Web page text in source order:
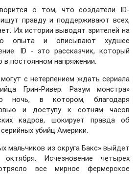
о том, что создатели ID-
правду и поддерживают всех,
Их истории выводят зрителей на
опыта и описывают худшее
ID - это рассказчик, который
в постоянном напряжении.
с нетерпением ждать сериала
Грин-Ривер: Разум монстра»
ночь, в котором, благодаря
и доступу к сотням часов
кадров, шокирует правда об
убийц Америки.
мальчиков из округа Бакс» выйдет
Исчезновение четырех
все мирное фермерское